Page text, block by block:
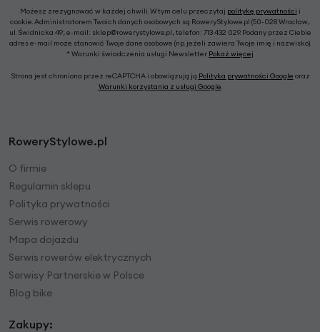
Możesz zrezygnować w każdej chwili. W tym celu przeczytaj politykę prywatności i
cookie. Administratorem Twoich danych osobowych są RoweryStylowe.pl (50-028 Wrocław,
ul. Świdnicka 49; e-mail: sklep@rowerystylowe.pl, telefon: 713 432 029. Podany przez Ciebie
adres e-mail może stanowić Twoje dane osobowe (np. jeżeli zawiera Twoje imię i nazwisko).
* Warunki świadczenia usługi Newsletter Pokaż więcej
Strona jest chroniona przez reCAPTCHA i obowiązują ją Polityka prywatności Google oraz
Warunki korzystania z usługi Google
RoweryStylowe.pl
O firmie
Regulamin sklepu
Polityka prywatności
Serwis rowerowy
Mapa dojazdu
Serwis rowerów elektrycznych
Serwisy Partnerskie w Polsce
Blog bike
Zakupy: